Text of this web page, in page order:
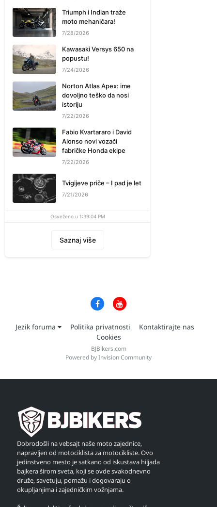
Triumph i Indian traže
moto mehaničara!
7/28/2026
Kawasaki Versys 650 na
popustu!
7/24/2026
Norton Atlas Apex: ime
dovoljno teško da nosi
istoriju
7/22/2026
Fabio Kvartararo i David
Alonso novi vozači
fabričke Honda ekipe
7/22/2026
Tvigijeve priče – I pad je let
7/21/2026
Osveženo u 1:39:04 PM
Saznaj više
Jezik foruma Politika privatnosti
Kontaktirajte nas
Cookies
BJBikers.com
Powered by Invision Community
Dobrodošli na vebsajt naše moto zajednice,
napravljen od motociklista za motocikliste. Ovo
jedinstveno mesto je satkano od iskustava hiljada
bajkera širom sveta, koji se ovde svakodnevno
druže, savetuju, pomažu i dogovaraju o
okupljanjima i zajedničkim vožnjama.